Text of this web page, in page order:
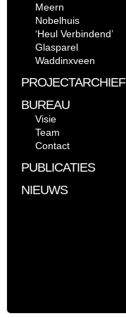
Meern
Nobelhuis
‘Heul Verbindend’
Glasparel
Waddinxveen
PROJECTARCHIEF
BUREAU
Visie
Team
Contact
PUBLICATIES
NIEUWS